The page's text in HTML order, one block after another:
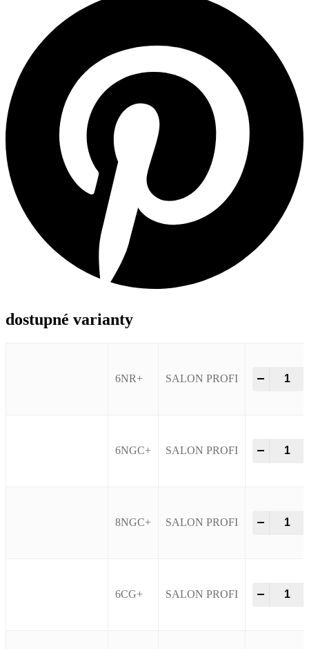
dostupné varianty
6NR+ SALON PROFI
–
Vero K-
6NGC+ SALON PROFI
–
Vero K-
8NGC+ SALON PROFI
–
Vero K-
6CG+ SALON PROFI
–
Vero K-